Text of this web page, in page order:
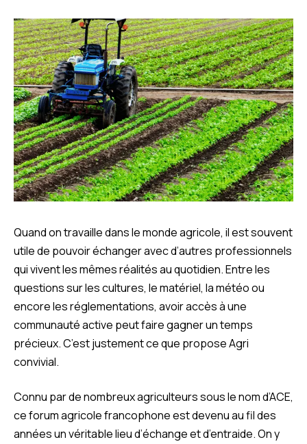
Quand on travaille dans le monde agricole, il est souvent
utile de pouvoir échanger avec d’autres professionnels
qui vivent les mêmes réalités au quotidien. Entre les
questions sur les cultures, le matériel, la météo ou
encore les réglementations, avoir accès à une
communauté active peut faire gagner un temps
précieux. C’est justement ce que propose Agri
convivial.
Connu par de nombreux agriculteurs sous le nom d’ACE,
ce forum agricole francophone est devenu au fil des
années un véritable lieu d’échange et d’entraide. On y